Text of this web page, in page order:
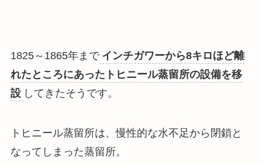
1825～1865年まで インチガワーから8キロほど離
れたところにあったトヒニール蒸留所の設備を移
設 してきたそうです。
トヒニール蒸留所は、慢性的な水不足から閉鎖 と
なってしまった蒸留所。